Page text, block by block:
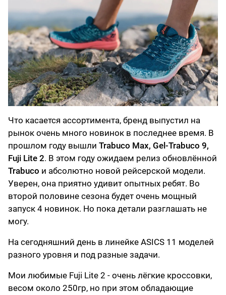
Что касается ассортимента, бренд выпустил на
рынок очень много новинок в последнее время. В
прошлом году вышли Trabuco Max, Gel-Trabuco 9,
Fuji Lite 2. В этом году ожидаем релиз обновлённой
Trabuco и абсолютно новой рейсерской модели.
Уверен, она приятно удивит опытных ребят. Во
второй половине сезона будет очень мощный
запуск 4 новинок. Но пока детали разглашать не
могу.
На сегодняшний день в линейке ASICS 11 моделей
разного уровня и под разные задачи.
Мои любимые Fuji Lite 2 - очень лёгкие кроссовки,
весом около 250гр, но при этом обладающие